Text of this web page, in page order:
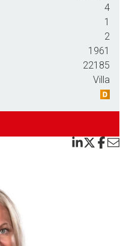
Indvendig trænger boligen dog til
handymanden er det en
med skabe. Badeværelse med
til stor alrum/stue, herfra er der
mulighederne.
4
1
2
1961
22185
Villa